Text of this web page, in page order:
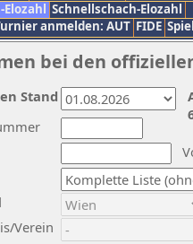
Schnellschach-Elozahl
anmelden: AUT FIDE
bei den
Verein
Stand